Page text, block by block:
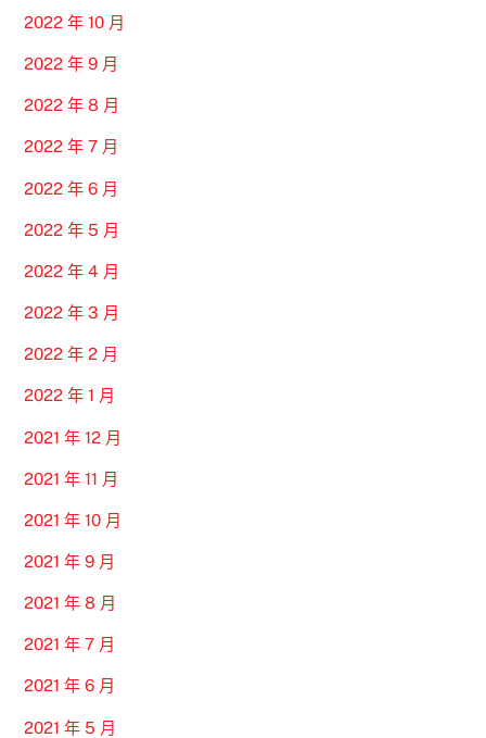
2022 年 10 月
2022 年 9 月
2022 年 8 月
2022 年 7 月
2022 年 6 月
2022 年 5 月
2022 年 4 月
2022 年 3 月
2022 年 2 月
2022 年 1 月
2021 年 12 月
2021 年 11 月
2021 年 10 月
2021 年 9 月
2021 年 8 月
2021 年 7 月
2021 年 6 月
2021 年 5 月